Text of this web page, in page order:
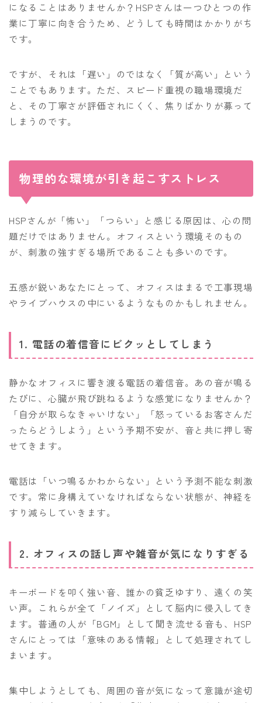
になることはありませんか？HSPさんは一つひとつの作
業に丁寧に向き合うため、どうしても時間はかかりがち
です。
ですが、それは「遅い」のではなく「質が高い」という
ことでもあります。ただ、スピード重視の職場環境だ
と、その丁寧さが評価されにくく、焦りばかりが募って
しまうのです。
物理的な環境が引き起こすストレス
HSPさんが「怖い」「つらい」と感じる原因は、心の問
題だけではありません。オフィスという環境そのもの
が、刺激の強すぎる場所であることも多いのです。
五感が鋭いあなたにとって、オフィスはまるで工事現場
やライブハウスの中にいるようなものかもしれません。
1. 電話の着信音にビクッとしてしまう
静かなオフィスに響き渡る電話の着信音。あの音が鳴る
たびに、心臓が飛び跳ねるような感覚になりませんか？
「自分が取らなきゃいけない」「怒っているお客さんだ
ったらどうしよう」という予期不安が、音と共に押し寄
せてきます。
電話は「いつ鳴るかわからない」という予測不能な刺激
です。常に身構えていなければならない状態が、神経を
すり減らしていきます。
2. オフィスの話し声や雑音が気になりすぎる
キーボードを叩く強い音、誰かの貧乏ゆすり、遠くの笑
い声。これらが全て「ノイズ」として脳内に侵入してき
ます。普通の人が「BGM」として聞き流せる音も、HSP
さんにとっては「意味のある情報」として処理されてし
まいます。
集中しようとしても、周囲の音が気になって意識が途切